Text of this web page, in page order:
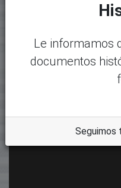
Le informamos
documentos
Seguimos